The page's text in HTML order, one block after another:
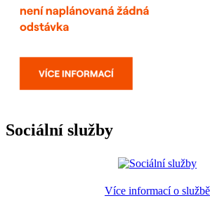
Sociální služby
Více informací o službě